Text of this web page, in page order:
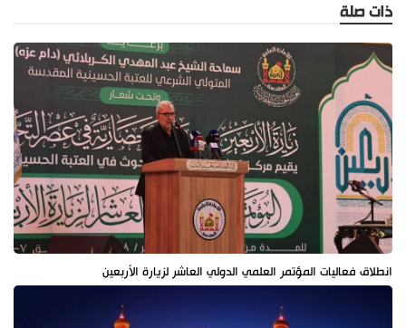
ذات صلة
انطلاق فعاليات المؤتمر العلمي الدولي العاشر لزيارة الأربعين